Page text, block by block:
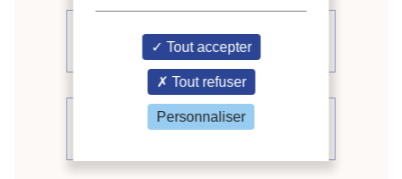
même compte rendu (391)
Voir le compte rendu de la
Tout accepter
Tout refuser
Personnaliser